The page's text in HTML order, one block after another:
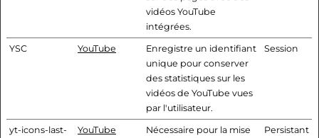
vidéos YouTube
intégrées.
YSC YouTube
Enregistre un identifiant
unique pour conserver
des statistiques sur les
vidéos de YouTube vues
par l'utilisateur.
Session
yt-icons-last-
YouTube
Nécessaire pour la mise
Persistant